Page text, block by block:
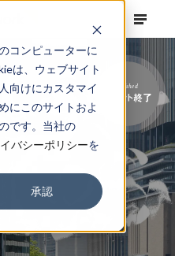
コンピューターに
は、ウェブサイト
向けにカスタマイ
にこのサイトおよ
です。当社の
バシーポリシーを
承認
Finished
イベント終了